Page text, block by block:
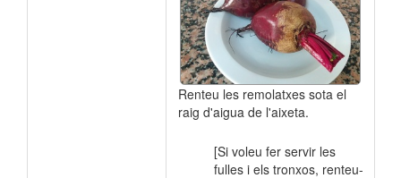
Renteu les remolatxes sota el
raig d'aigua de l'aixeta.
[Si voleu fer servir les
fulles i els tronxos, renteu-